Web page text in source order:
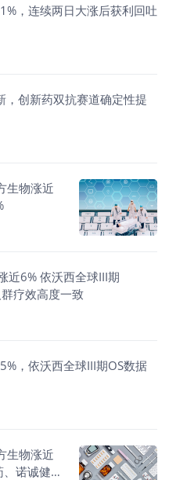
，连续两日大涨后获利回吐
创新药双抗赛道确定性提
生物涨近
近6% 依沃西全球III期
疗效高度一致
，依沃西全球III期OS数据
生物涨近
诺诚健华